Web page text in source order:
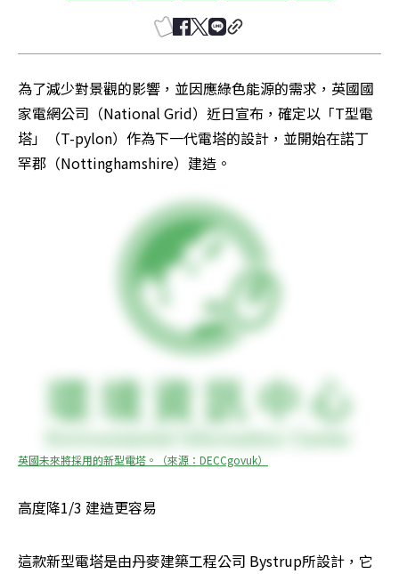
為了減少對景觀的影響，並因應綠色能源的需求，英國國
家電網公司（National Grid）近日宣布，確定以「T型電
塔」（T-pylon）作為下一代電塔的設計，並開始在諾丁
罕郡（Nottinghamshire）建造。
英國未來將採用的新型電塔。（來源：DECCgovuk）
高度降1/3 建造更容易
這款新型電塔是由丹麥建築工程公司 Bystrup所設計，它